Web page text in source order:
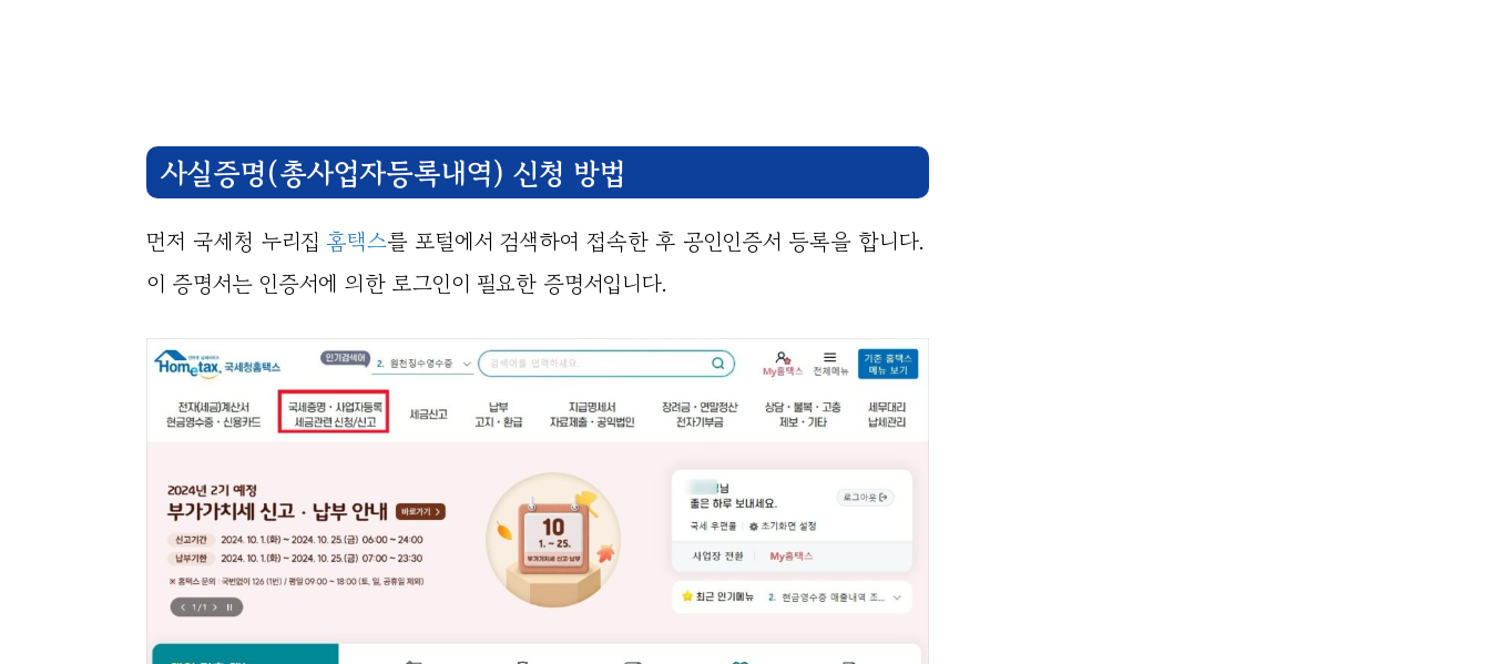
사실증명(총사업자등록내역) 신청 방법
먼저 국세청 누리집 홈택스를 포털에서 검색하여 접속한 후 공인인증서 등록을 합니다.
이 증명서는 인증서에 의한 로그인이 필요한 증명서입니다.